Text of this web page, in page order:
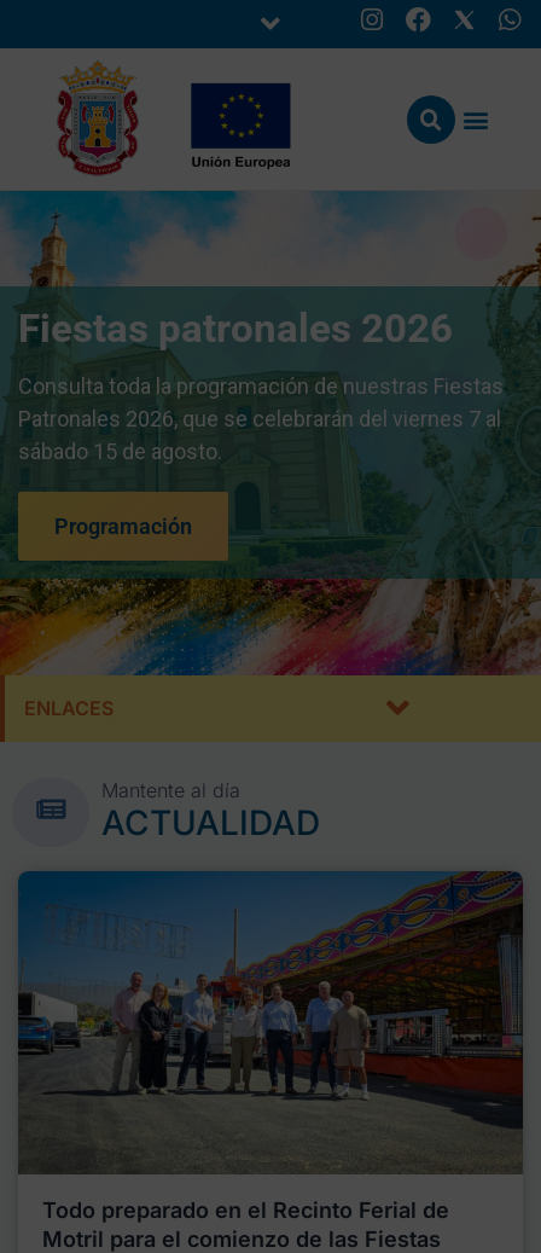
Fiestas patronales 2026
Consulta toda la programación de nuestras Fiestas
Patronales 2026, que se celebrarán del viernes 7 al
sábado 15 de agosto.
Programación
ENLACES
Mantente al día
ACTUALIDAD
Todo preparado en el Recinto Ferial de
Motril para el comienzo de las Fiestas